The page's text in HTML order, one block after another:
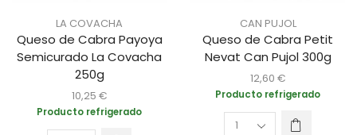
LA COVACHA
Queso de Cabra Payoya
Semicurado La Covacha
250g
10,25 €
Producto refrigerado
CAN PUJOL
Queso de Cabra Petit
Nevat Can Pujol 300g
12,60 €
Producto refrigerado